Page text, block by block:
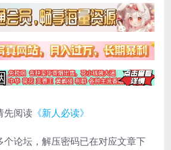
先阅读 《新人必读》
个论坛，解压密码已在对应文章下